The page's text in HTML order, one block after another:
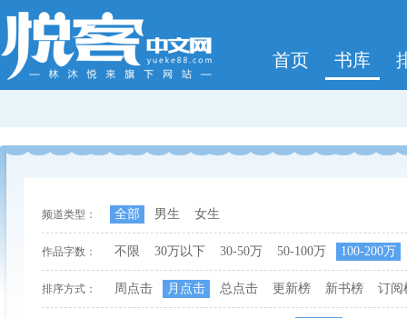
首页 书库
频道类型： 全部 男生 女生
作品字数： 不限 30万以下 30-50万 50-100万 100-200万
排序方式： 周点击 月点击 总点击 更新榜 新书榜 订阅